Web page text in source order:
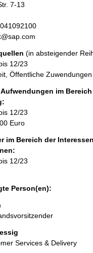
7-13
(in absteigender
12/23
Öffentliche Zuwendungen
im
12/23
Euro
im Bereich der
12/23
Person(en):
Services & Delivery